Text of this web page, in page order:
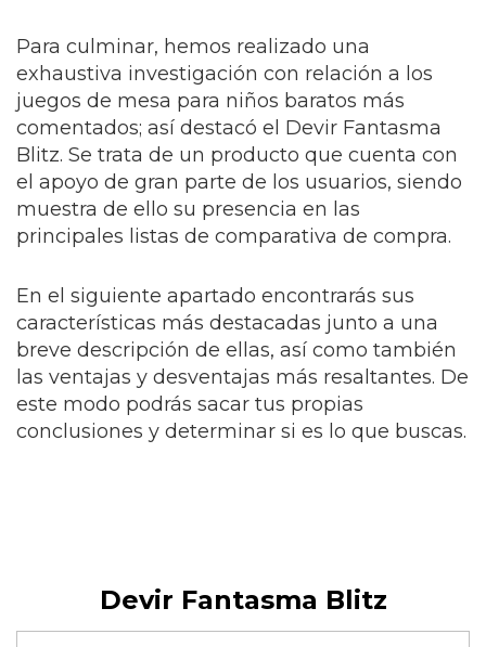
Para culminar, hemos realizado una
exhaustiva investigación con relación a los
juegos de mesa para niños baratos más
comentados; así destacó el Devir Fantasma
Blitz. Se trata de un producto que cuenta con
el apoyo de gran parte de los usuarios, siendo
muestra de ello su presencia en las
principales listas de comparativa de compra.
En el siguiente apartado encontrarás sus
características más destacadas junto a una
breve descripción de ellas, así como también
las ventajas y desventajas más resaltantes. De
este modo podrás sacar tus propias
conclusiones y determinar si es lo que buscas.
Devir Fantasma Blitz